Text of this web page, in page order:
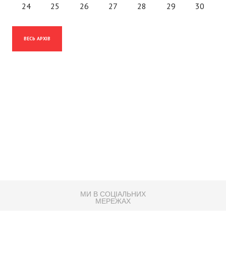
24 25 26 27 28 29 30
ВЕСЬ АРХІВ
МИ В СОЦІАЛЬНИХ
МЕРЕЖАХ